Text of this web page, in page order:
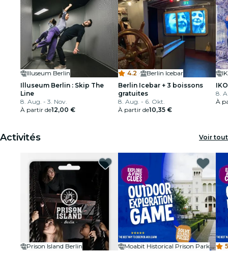
Illuseum Berlin
Illuseum Berlin : Skip The
Line
8. Aug. - 3. Nov.
À partir de12,00 €
4.2 ·
Berlin Icebar
Berlin Icebar + 3 boissons
gratuites
8. Aug. - 6. Okt.
À partir de10,35 €
8.
À
Activités Voir tout
Prison Island Berlin
Moabit Historical Prison Park